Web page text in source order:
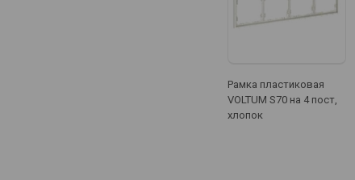
Рамка пластиковая
VOLTUM S70 на 4 пост,
хлопок